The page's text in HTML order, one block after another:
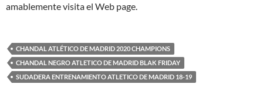
amablemente visita el Web page.
CHANDAL ATLÉTICO DE MADRID 2020 CHAMPIONS
CHANDAL NEGRO ATLETICO DE MADRID BLAK FRIDAY
SUDADERA ENTRENAMIENTO ATLETICO DE MADRID 18-19